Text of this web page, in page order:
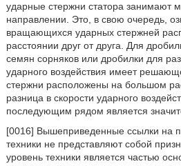
ударные стержни статора занимают
направлении. Это, в свою очередь,
вращающихся ударных стержней
расстоянии друг от друга. Для
семян сорняков или дробилки для
ударного воздействия имеет
стержни расположены на большом
разница в скорости ударного
последующим рядом является
[0016] Вышеприведенные ссылки на
техники не представляют собой
уровень техники является частью